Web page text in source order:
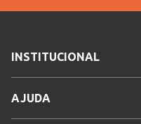
INSTITUCIONAL
AJUDA